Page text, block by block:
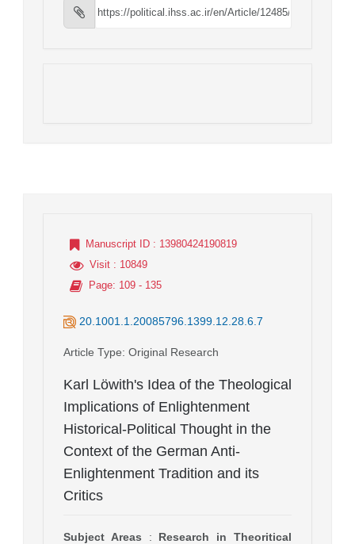
Manuscript ID : 13980424190819
Visit : 10849
Page: 109 - 135
20.1001.1.20085796.1399.12.28.6.7
Article Type: Original Research
Karl Löwith's Idea of the Theological
Implications of Enlightenment
Historical-Political Thought in the
Context of the German Anti-
Enlightenment Tradition and its
Critics
Subject Areas : Research in Theoritical